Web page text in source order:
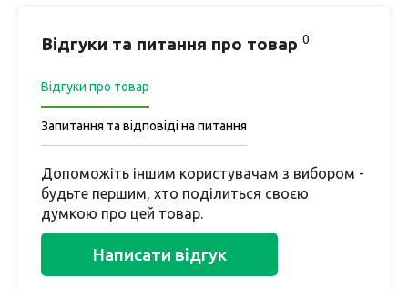
Відгуки та питання про товар 0
Відгуки про товар
Запитання та відповіді на питання
Допоможіть іншим користувачам з вибором -
будьте першим, хто поділиться своєю
думкою про цей товар.
Написати відгук